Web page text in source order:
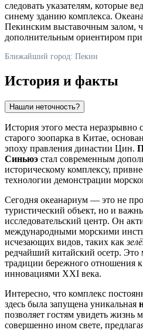
следовать указателям, которые
синему зданию комплекса.
Пекинским выставочным залом,
дополнительным ориентиром
Ближайший город: Пекин
История и факты
Нашли неточность?
История этого места неразрывно
старого зоопарка в Китае,
эпоху правления династии Цин.
Синьюэ стал современным
историческому комплексу,
технологии демонстрации
Сегодня океанариум — это не
туристический объект, но и
исследовательский центр. Он
международными морскими
исчезающих видов, таких как
редчайший китайский осетр. Это
традиции бережного отношения
инновациями XXI века.
Интересно, что комплекс
здесь была запущена уникальная
позволяет гостям увидеть жизнь
совершенно ином свете,